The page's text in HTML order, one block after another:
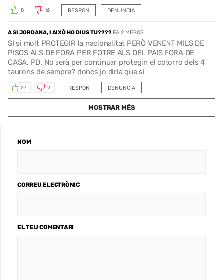
RESPON
8 16 DENUNCIA
A SI JORDANA, I AIXÒ HO DIUS TU???? FA 2 MESOS
SI si molt PROTEGIR la nacionalitat PERÒ VENENT MILS DE
PISOS ALS DE FORA PER FOTRE ALS DEL PAIS FORA DE
CASA. PD. No serà per continuar protegin el cotorro dels 4
taurons de sempre? doncs jo diria que si
RESPON
27 2 DENUNCIA
MOSTRAR MÉS
NOM
CORREU ELECTRÒNIC
EL TEU COMENTARI